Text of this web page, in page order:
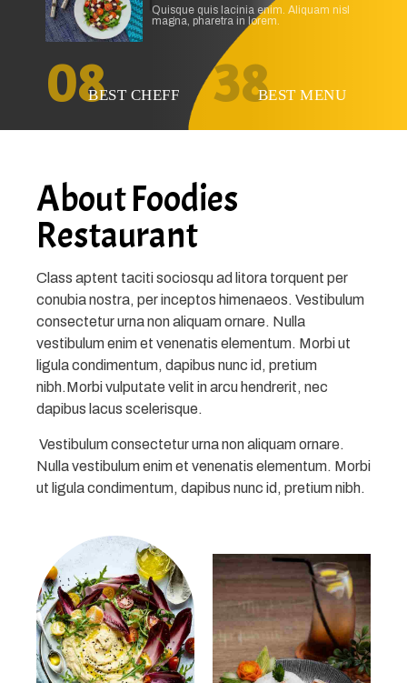
Quisque quis lacinia enim. Aliquam nisl
magna, pharetra in lorem.
08BEST CHEFF 38BEST MENU
About Foodies
Restaurant
Class aptent taciti sociosqu ad litora torquent per
conubia nostra, per inceptos himenaeos. Vestibulum
consectetur urna non aliquam ornare. Nulla
vestibulum enim et venenatis elementum. Morbi ut
ligula condimentum, dapibus nunc id, pretium
nibh.Morbi vulputate velit in arcu hendrerit, nec
dapibus lacus scelerisque.
Vestibulum consectetur urna non aliquam ornare.
Nulla vestibulum enim et venenatis elementum. Morbi
ut ligula condimentum, dapibus nunc id, pretium nibh.